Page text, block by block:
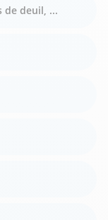
de deuil, ...